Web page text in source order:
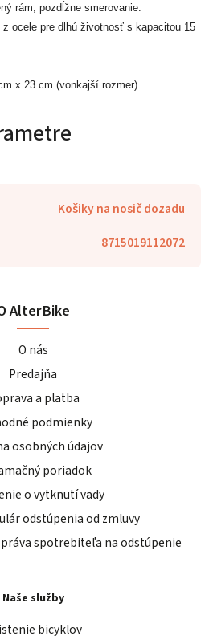
rám, pozdĺžne smerovanie.
ocele pre dlhú životnosť s kapacitou 15
x 23 cm (vonkajší rozmer)
Košiky na nosič dozadu
8715019112072
AlterBike
O nás
Predajňa
a platba
podmienky
osobných údajov
poriadok
o vytknutí vady
odstúpenia od zmluvy
spotrebiteľa na odstúpenie
Naše služby
bicyklov